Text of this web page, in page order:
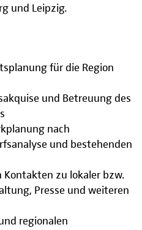
und Leipzig.
für die Region
und Betreuung des
nach
und bestehenden
Kontakten zu lokaler bzw.
Presse und weiteren
regionalen